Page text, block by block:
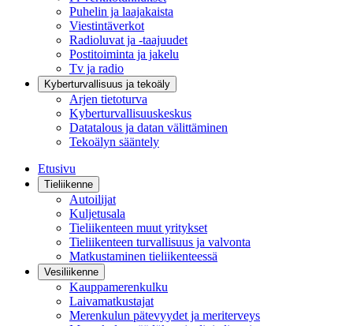
Puhelin ja laajakaista
Viestintäverkot
Radioluvat ja -taajuudet
Postitoiminta ja jakelu
Tv ja radio
Kyberturvallisuus ja tekoäly
Arjen tietoturva
Kyberturvallisuuskeskus
Datatalous ja datan välittäminen
Tekoälyn sääntely
Etusivu
Tieliikenne
Autoilijat
Kuljetusala
Tieliikenteen muut yritykset
Tieliikenteen turvallisuus ja valvonta
Matkustaminen tieliikenteessä
Vesiliikenne
Kauppamerenkulku
Laivamatkustajat
Merenkulun pätevyydet ja meriterveys